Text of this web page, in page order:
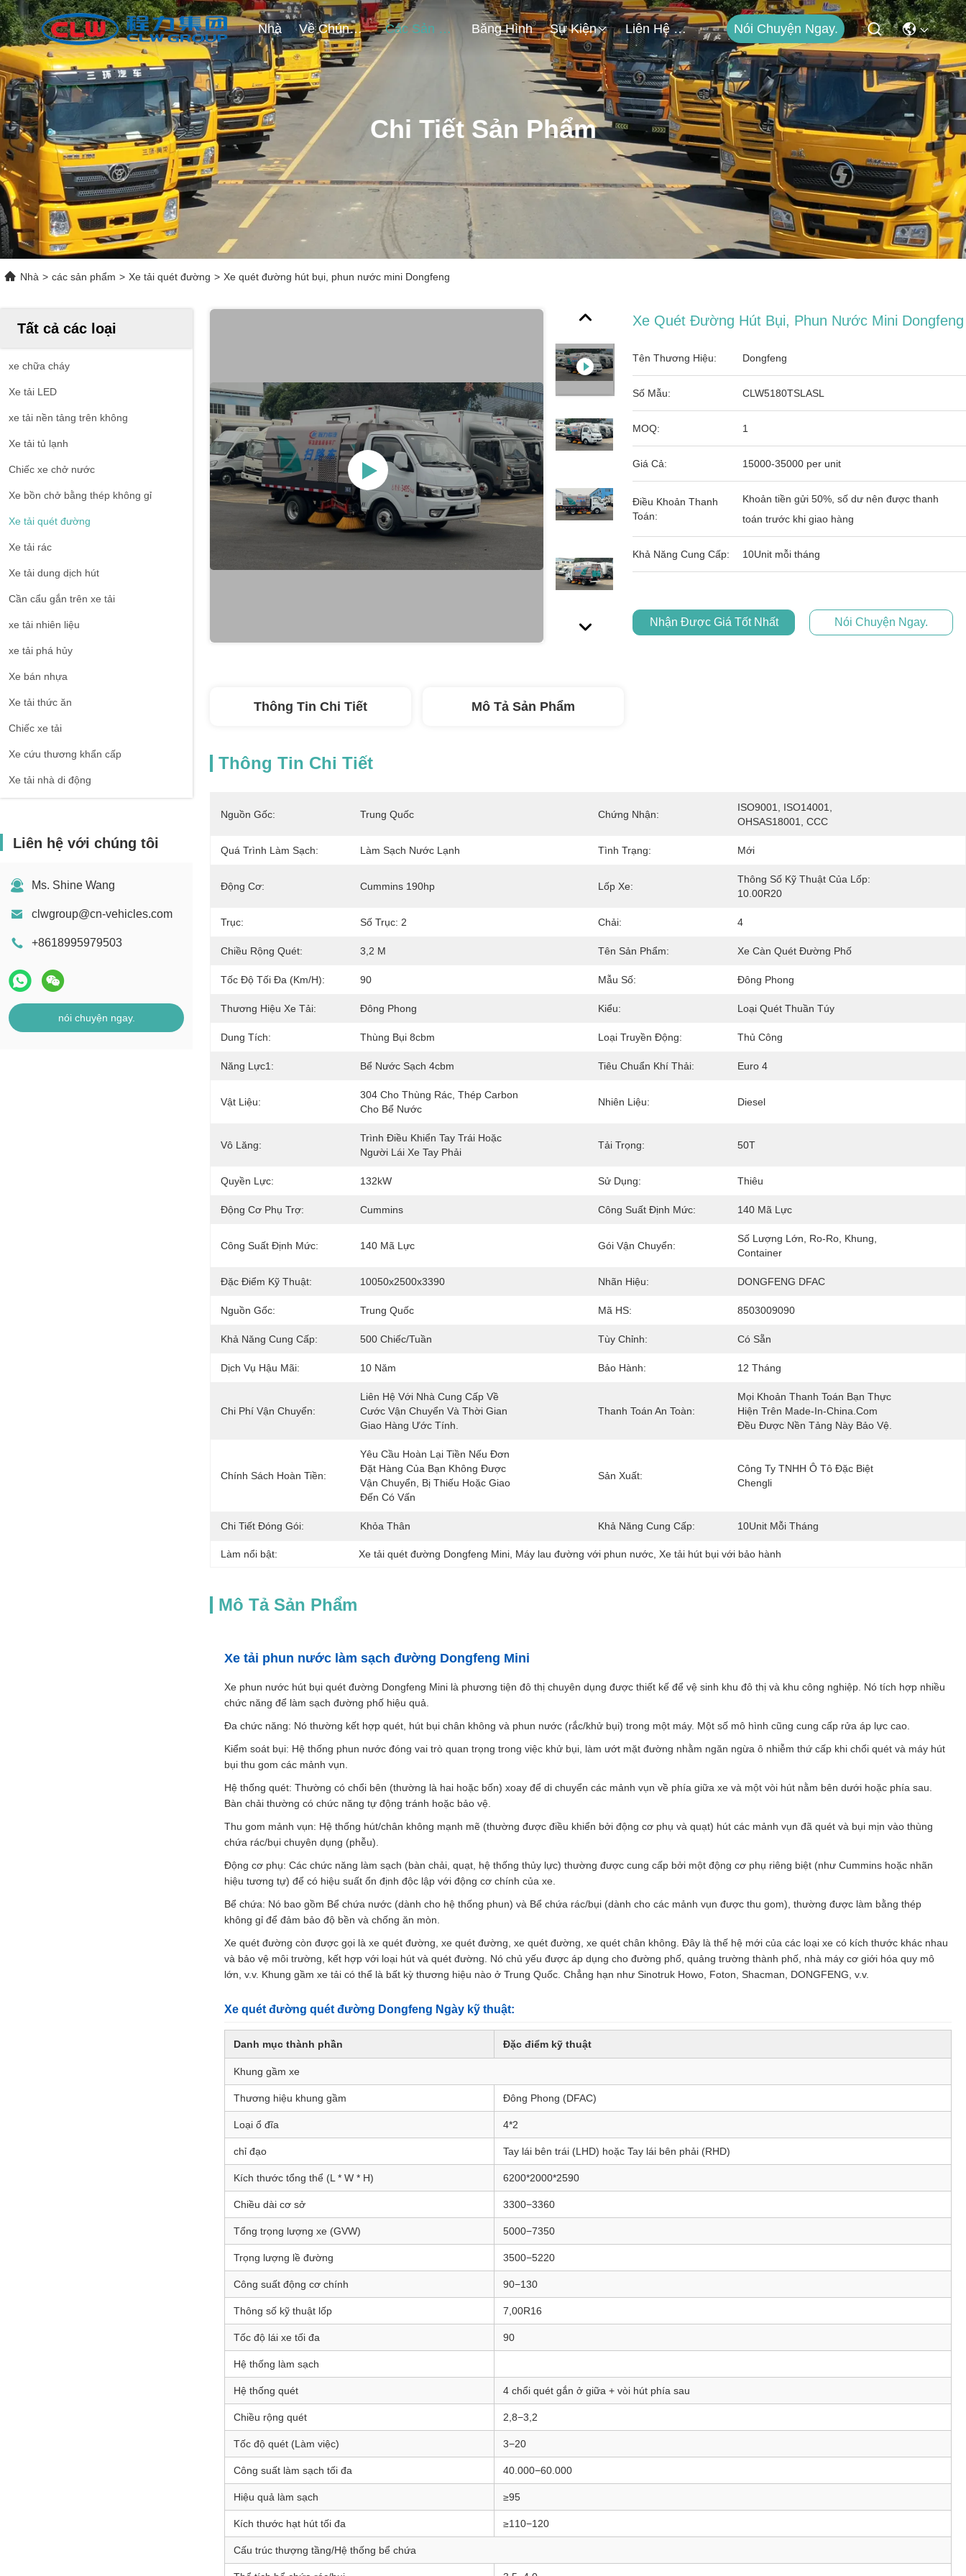
Nhà Về Chúng Tôi Các Sản Phẩm Băng Hình Sự Kiện Liên Hệ Với Chúng Tôi Nói Chuyện Ngay.
Chi Tiết Sản Phẩm
Nhà > các sản phẩm > Xe tải quét đường > Xe quét đường hút bụi, phun nước mini Dongfeng
Tất cả các loại
xe chữa cháy
Xe tải LED
xe tải nền tảng trên không
Xe tải tủ lạnh
Chiếc xe chở nước
Xe bồn chở bằng thép không gỉ
Xe tải quét đường
Xe tải rác
Xe tải dung dịch hút
Cần cẩu gắn trên xe tải
xe tải nhiên liệu
xe tải phá hủy
Xe bán nhựa
Xe tải thức ăn
Chiếc xe tải
Xe cứu thương khẩn cấp
Xe tải nhà di động
Liên hệ với chúng tôi
Ms. Shine Wang
clwgroup@cn-vehicles.com
+8618995979503
nói chuyện ngay.
Xe Quét Đường Hút Bụi, Phun Nước Mini Dongfeng
Tên Thương Hiệu: Dongfeng
Số Mẫu: CLW5180TSLASL
MOQ: 1
Giá Cả: 15000-35000 per unit
Điều Khoản Thanh
Toán:
Khoản tiền gửi 50%, số dư nên được thanh
toán trước khi giao hàng
Khả Năng Cung Cấp: 10Unit mỗi tháng
Nhận Được Giá Tốt Nhất Nói Chuyện Ngay.
Thông Tin Chi Tiết Mô Tả Sản Phẩm
Thông Tin Chi Tiết
Nguồn Gốc: Trung Quốc Chứng Nhận:
ISO9001, ISO14001,
OHSAS18001, CCC
Quá Trình Làm Sạch: Làm Sạch Nước Lạnh Tình Trạng: Mới
Động Cơ: Cummins 190hp Lốp Xe:
Thông Số Kỹ Thuật Của Lốp:
10.00R20
Trục: Số Trục: 2 Chải: 4
Chiều Rộng Quét: 3,2 M Tên Sản Phẩm: Xe Càn Quét Đường Phố
Tốc Độ Tối Đa (km/h): 90 Mẫu Số: Đông Phong
Thương Hiệu Xe Tải: Đông Phong Kiểu: Loại Quét Thuần Túy
Dung Tích: Thùng Bụi 8cbm Loại Truyền Động: Thủ Công
Năng Lực1: Bể Nước Sạch 4cbm Tiêu Chuẩn Khí Thải: Euro 4
Vật Liệu:
304 Cho Thùng Rác, Thép Carbon
Cho Bể Nước
Nhiên Liệu: Diesel
Vô Lăng:
Trình Điều Khiển Tay Trái Hoặc
Người Lái Xe Tay Phải
Tải Trọng: 50T
Quyền Lực: 132kW Sử Dụng: Thiêu
Động Cơ Phụ Trợ: Cummins Công Suất Định Mức: 140 Mã Lực
Công Suất Định Mức: 140 Mã Lực Gói Vận Chuyển:
Số Lượng Lớn, Ro-Ro, Khung,
Container
Đặc Điểm Kỹ Thuật: 10050x2500x3390 Nhãn Hiệu: DONGFENG DFAC
Nguồn Gốc: Trung Quốc Mã HS: 8503009090
Khả Năng Cung Cấp: 500 Chiếc/tuần Tùy Chỉnh: Có Sẵn
Dịch Vụ Hậu Mãi: 10 Năm Bảo Hành: 12 Tháng
Chi Phí Vận Chuyển:
Liên Hệ Với Nhà Cung Cấp Về
Cước Vận Chuyển Và Thời Gian
Giao Hàng Ước Tính.
Thanh Toán An Toàn:
Mọi Khoản Thanh Toán Bạn Thực
Hiện Trên Made-In-China.com
Đều Được Nền Tảng Này Bảo Vệ.
Chính Sách Hoàn Tiền:
Yêu Cầu Hoàn Lại Tiền Nếu Đơn
Đặt Hàng Của Bạn Không Được
Vận Chuyển, Bị Thiếu Hoặc Giao
Đến Có Vấn
Sản Xuất:
Công Ty TNHH Ô Tô Đặc Biệt
Chengli
Chi Tiết Đóng Gói: Khỏa Thân Khả Năng Cung Cấp: 10Unit Mỗi Tháng
Làm nổi bật: Xe tải quét đường Dongfeng Mini Máy lau đường với phun nước Xe tải hút bụi với bảo hành
Mô Tả Sản Phẩm
Xe tải phun nước làm sạch đường Dongfeng Mini
Xe phun nước hút bụi quét đường Dongfeng Mini là phương tiện đô thị chuyên dụng được thiết kế để vệ sinh khu đô thị và khu công nghiệp. Nó tích hợp nhiều
chức năng để làm sạch đường phố hiệu quả.
Đa chức năng: Nó thường kết hợp quét, hút bụi chân không và phun nước (rắc/khử bụi) trong một máy. Một số mô hình cũng cung cấp rửa áp lực cao.
Kiểm soát bụi: Hệ thống phun nước đóng vai trò quan trọng trong việc khử bụi, làm ướt mặt đường nhằm ngăn ngừa ô nhiễm thứ cấp khi chổi quét và máy hút
bụi thu gom các mảnh vụn.
Hệ thống quét: Thường có chổi bên (thường là hai hoặc bốn) xoay để di chuyển các mảnh vụn về phía giữa xe và một vòi hút nằm bên dưới hoặc phía sau.
Bàn chải thường có chức năng tự động tránh hoặc bảo vệ.
Thu gom mảnh vụn: Hệ thống hút/chân không mạnh mẽ (thường được điều khiển bởi động cơ phụ và quạt) hút các mảnh vụn đã quét và bụi mịn vào thùng
chứa rác/bụi chuyên dụng (phễu).
Động cơ phụ: Các chức năng làm sạch (bàn chải, quạt, hệ thống thủy lực) thường được cung cấp bởi một động cơ phụ riêng biệt (như Cummins hoặc nhãn
hiệu tương tự) để có hiệu suất ổn định độc lập với động cơ chính của xe.
Bể chứa: Nó bao gồm Bể chứa nước (dành cho hệ thống phun) và Bể chứa rác/bụi (dành cho các mảnh vụn được thu gom), thường được làm bằng thép
không gỉ để đảm bảo độ bền và chống ăn mòn.
Xe quét đường còn được gọi là xe quét đường, xe quét đường, xe quét đường, xe quét chân không. Đây là thế hệ mới của các loại xe có kích thước khác nhau
và bảo vệ môi trường, kết hợp với loại hút và quét đường. Nó chủ yếu được áp dụng cho đường phố, quảng trường thành phố, nhà máy cơ giới hóa quy mô
lớn, v.v. Khung gầm xe tải có thể là bất kỳ thương hiệu nào ở Trung Quốc. Chẳng hạn như Sinotruk Howo, Foton, Shacman, DONGFENG, v.v.
Xe quét đường quét đường Dongfeng Ngày kỹ thuật:
Danh mục thành phần Đặc điểm kỹ thuật
Khung gầm xe
Thương hiệu khung gầm Đông Phong (DFAC)
Loại ổ đĩa 4*2
chỉ đạo Tay lái bên trái (LHD) hoặc Tay lái bên phải (RHD)
Kích thước tổng thể (L * W * H) 6200*2000*2590
Chiều dài cơ sở 3300−3360
Tổng trọng lượng xe (GVW) 5000−7350
Trọng lượng lề đường 3500−5220
Công suất động cơ chính 90−130
Thông số kỹ thuật lốp 7,00R16
Tốc độ lái xe tối đa 90
Hệ thống làm sạch
Hệ thống quét 4 chổi quét gắn ở giữa + vòi hút phía sau
Chiều rộng quét 2,8−3,2
Tốc độ quét (Làm việc) 3−20
Công suất làm sạch tối đa 40.000−60.000
Hiệu quả làm sạch ≥95
Kích thước hạt hút tối đa ≥110−120
Cấu trúc thượng tầng/Hệ thống bể chứa